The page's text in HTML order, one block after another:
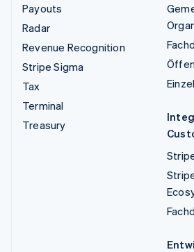
Payouts
Radar
Revenue Recognition
Stripe Sigma
Tax
Terminal
Treasury